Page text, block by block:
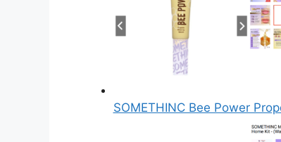
SOMETHINC Bee Power